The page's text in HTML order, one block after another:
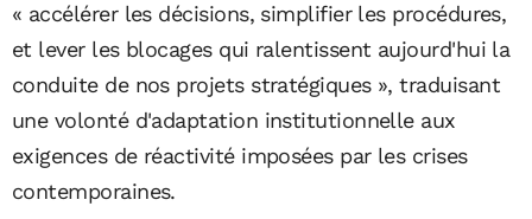
« accélérer les décisions, simplifier les procédures,
et lever les blocages qui ralentissent aujourd'hui la
conduite de nos projets stratégiques », traduisant
une volonté d'adaptation institutionnelle aux
exigences de réactivité imposées par les crises
contemporaines.